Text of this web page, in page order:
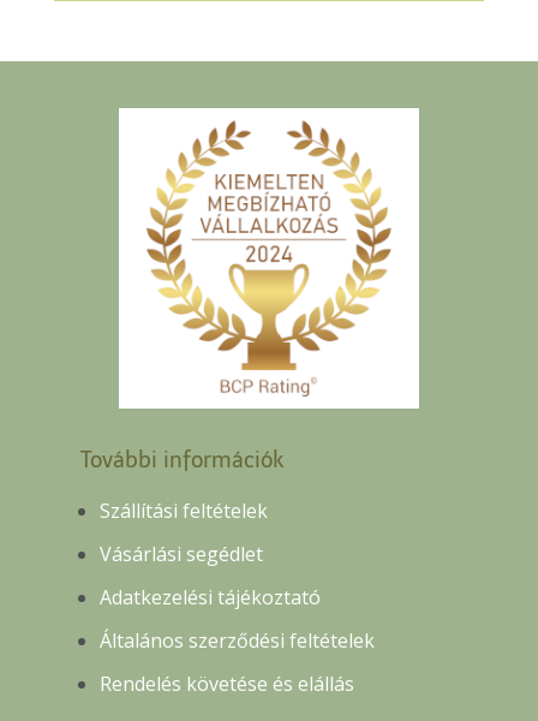
További információk
Szállítási feltételek
Vásárlási segédlet
Adatkezelési tájékoztató
Általános szerződési feltételek
Rendelés követése és elállás